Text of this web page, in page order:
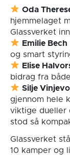
Oda
hjemmelaget
Glassverket
Emilie Bech
og smart
Elise
bidrag fra
Silje
gjennom hele
viktige dueller
stod så
Glassverket
10 kamper og